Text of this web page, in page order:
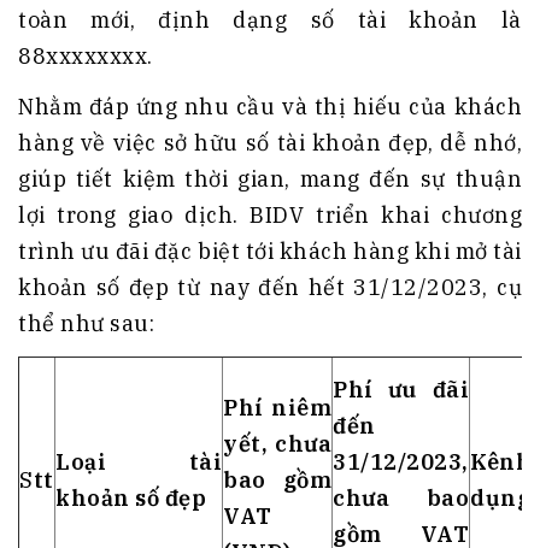
toàn mới, định dạng số tài khoản là
88xxxxxxxx.
Nhằm đáp ứng nhu cầu và thị hiếu của khách
hàng về việc sở hữu số tài khoản đẹp, dễ nhớ,
giúp tiết kiệm thời gian, mang đến sự thuận
lợi trong giao dịch. BIDV triển khai chương
trình ưu đãi đặc biệt tới khách hàng khi mở tài
khoản số đẹp từ nay đến hết 31/12/2023, cụ
thể như sau:
Stt
Loại tài
khoản số đẹp
Phí niêm
yết, chưa
bao gồm
VAT
Phí ưu đãi
đến
31/12/2023,
chưa bao
gồm VAT
dụng